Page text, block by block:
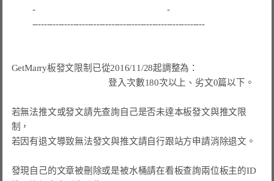
-
-
-----------------------------------------------------------
GetMarry板發文限制已從2016/11/28起調整為：
登入次數180次以上、劣文0篇以下。
若無法推文或發文請先查詢自己是否未達本板發文與推文限
制 ，
若因有退文導致無法發文與推文請自行跟站方申請消除退文。
發現自己的文章被刪除或是被水桶請在看板查詢兩位板主的ID